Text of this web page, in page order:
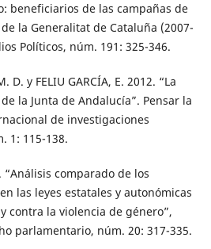
beneficiarios de las campañas de
la Generalitat de Cataluña (2007-
Políticos, núm. 191: 325-346.
D. y FELIU GARCÍA, E. 2012. “La
la Junta de Andalucía”. Pensar la
de investigaciones
1: 115-138.
“Análisis comparado de los
las leyes estatales y autonómicas
contra la violencia de género”,
parlamentario, núm. 20: 317-335.